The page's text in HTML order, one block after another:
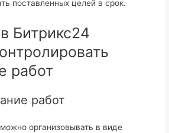
поставленных целей в срок.
Битрикс24
работ
работ
организовывать в виде